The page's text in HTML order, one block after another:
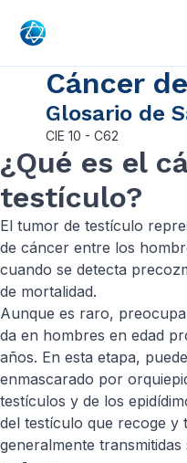
Cáncer
Glosario de
CIE 10 - C62
¿Qué es el
testículo?
El tumor de testículo
de cáncer entre los
cuando se detecta
de mortalidad.
Aunque es raro,
da en hombres en edad
años. En esta etapa,
enmascarado por
testículos y de los
del testículo que recoge
generalmente transmitidas